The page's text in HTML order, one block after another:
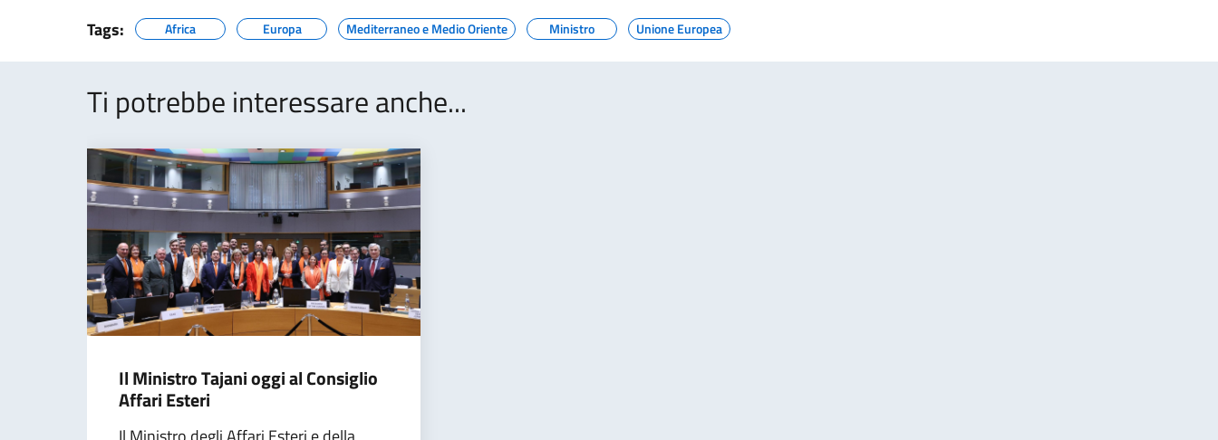
Tags:
Africa Europa Mediterraneo e Medio Oriente Ministro Unione Europea
Ti potrebbe interessare anche...
Il Ministro Tajani oggi al Consiglio
Affari Esteri